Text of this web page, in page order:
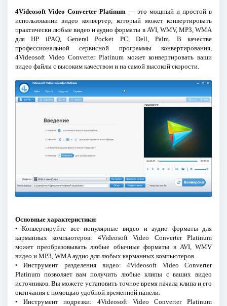
4Videosoft Video Converter Platinum — это мощный и простой в
использовании видео конвертер, который может конвертировать
практически любые видео и аудио форматы в AVI, WMV, MP3, WMA
для HP iPAQ, General Pocket PC, Dell, Palm. В качестве
профессиональной сервисной программы конвертирования,
4Videosoft Video Converter Platinum может конвертировать ваши
видео файлы с высоким качеством и на самой высокой скорости.
Основные характеристики:
• Конвертируйте все популярные видео и аудио форматы для
карманных компьютеров: 4Videosoft Video Converter Platinum
может преобразовывать любые обычные форматы в AVI, WMV
видео и MP3, WMA аудио для любых карманных компьютеров.
• Инструмент разделения видео: 4Videosoft Video Converter
Platinum позволяет вам получить любые клипы с ваших видео
источников. Вы можете установить точное время начала клипа и его
окончания с помощью удобной временной панели.
• Инструмент подрезки: 4Videosoft Video Converter Platinum